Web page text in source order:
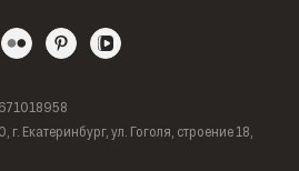
Екатеринбург, ул. Гоголя, строение 18,